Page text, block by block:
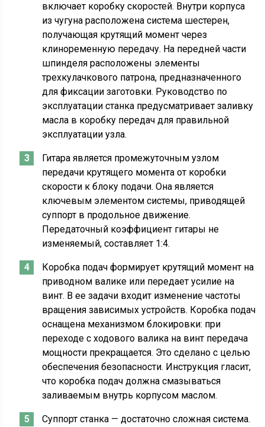
включает коробку скоростей. Внутри корпуса
из чугуна расположена система шестерен,
получающая крутящий момент через
клиноременную передачу. На передней части
шпинделя расположены элементы
трехкулачкового патрона, предназначенного
для фиксации заготовки. Руководство по
эксплуатации станка предусматривает заливку
масла в коробку передач для правильной
эксплуатации узла.
Гитара является промежуточным узлом
передачи крутящего момента от коробки
скорости к блоку подачи. Она является
ключевым элементом системы, приводящей
суппорт в продольное движение.
Передаточный коэффициент гитары не
изменяемый, составляет 1:4.
Коробка подач формирует крутящий момент на
приводном валике или передает усилие на
винт. В ее задачи входит изменение частоты
вращения зависимых устройств. Коробка подач
оснащена механизмом блокировки: при
переходе с ходового валика на винт передача
мощности прекращается. Это сделано с целью
обеспечения безопасности. Инструкция гласит,
что коробка подач должна смазываться
заливаемым внутрь корпусом маслом.
Суппорт станка — достаточно сложная система.